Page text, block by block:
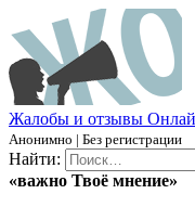
Жалобы и отзывы О
Анонимно | Без регистрации
Найти:
«важно Твоё мнение»